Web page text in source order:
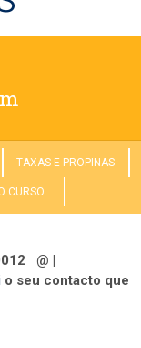
TAXAS E PROPINAS
CURSO
@ |
o seu contacto que